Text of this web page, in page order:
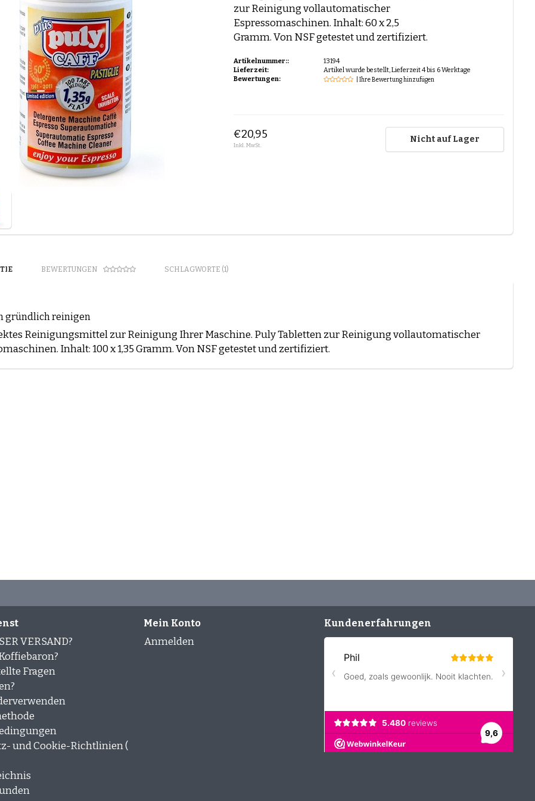
zur Reinigung vollautomatischer
Espressomaschinen. Inhalt: 60 x 2,5
Gramm. Von NSF getestet und zertifiziert.
Artikelnummer::
13194
Lieferzeit:
Artikel wurde bestellt, Lieferzeit 4 bis 6 Werktage
Bewertungen:
| Ihre Bewertung hinzufügen
€20,95
Inkl. MwSt.
Nicht auf Lager
BEWERTUNGEN SCHLAGWORTE (1)
gründlich reinigen
Reinigungsmittel zur Reinigung Ihrer Maschine. Puly Tabletten zur Reinigung vollautomatischer
Inhalt: 100 x 1,35 Gramm. Von NSF getestet und zertifiziert.
VERSAND?
Fragen
und Cookie-Richtlinien (
Mein Konto
Anmelden
Kundenerfahrungen